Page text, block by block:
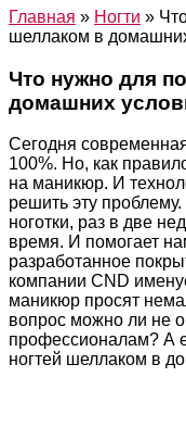
Главная » Ногти »
шеллаком в
Что нужно для
домашних
Сегодня
100%. Но, как
на маникюр. И
решить эту
ноготки, раз в две
время. И помогает
разработанное
компании CND
маникюр просят
вопрос можно ли не
профессионалам? А
ногтей шеллаком в